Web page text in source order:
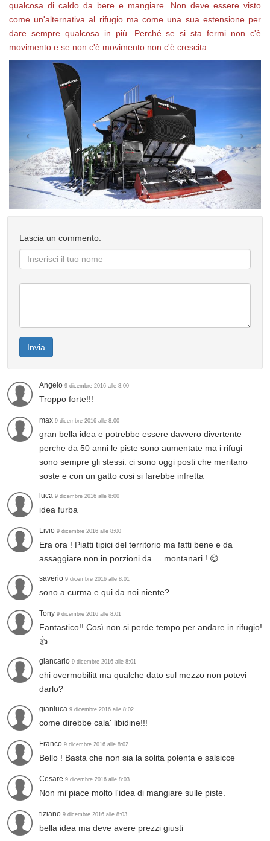
qualcosa di caldo da bere e mangiare. Non deve essere visto
come un'alternativa al rifugio ma come una sua estensione per
dare sempre qualcosa in più. Perché se si sta fermi non c'è
movimento e se non c'è movimento non c'è crescita.
Lascia un commento:
Invia
Angelo 9 dicembre 2016 alle 8:00
Troppo forte!!!
max 9 dicembre 2016 alle 8:00
gran bella idea e potrebbe essere davvero divertente
perche da 50 anni le piste sono aumentate ma i rifugi
sono sempre gli stessi. ci sono oggi posti che meritano
soste e con un gatto cosi si farebbe infretta
luca 9 dicembre 2016 alle 8:00
idea furba
Livio 9 dicembre 2016 alle 8:00
Era ora ! Piatti tipici del territorio ma fatti bene e da
assaggiare non in porzioni da ... montanari ! 😋
saverio 9 dicembre 2016 alle 8:01
sono a curma e qui da noi niente?
Tony 9 dicembre 2016 alle 8:01
Fantastico!! Così non si perde tempo per andare in rifugio!
👍
giancarlo 9 dicembre 2016 alle 8:01
ehi overmobilitt ma qualche dato sul mezzo non potevi
darlo?
gianluca 9 dicembre 2016 alle 8:02
come direbbe cala' libidine!!!
Franco 9 dicembre 2016 alle 8:02
Bello ! Basta che non sia la solita polenta e salsicce
Cesare 9 dicembre 2016 alle 8:03
Non mi piace molto l'idea di mangiare sulle piste.
tiziano 9 dicembre 2016 alle 8:03
bella idea ma deve avere prezzi giusti